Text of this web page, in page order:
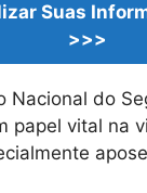
Suas
>>>
Nacional do
papel vital na